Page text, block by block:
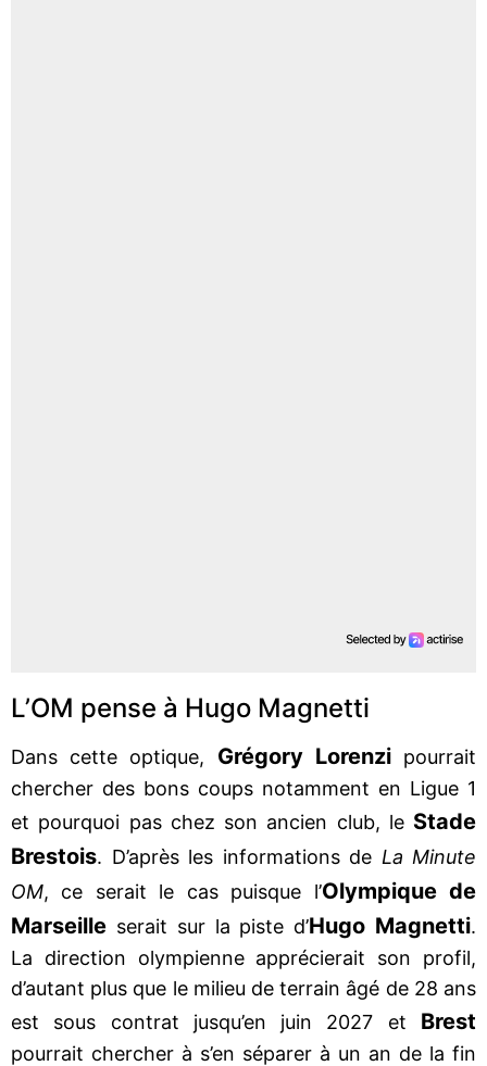
L’OM pense à Hugo Magnetti
Dans cette optique, Grégory Lorenzipourrait
chercher des bons coups notamment en Ligue 1
et pourquoi pas chez son ancien club, le Stade
Brestois. D’après les informations de La Minute
OM, ce serait le cas puisque l’Olympique de
Marseille serait sur la piste d’Hugo Magnetti.
La direction olympienne apprécierait son profil,
d’autant plus que le milieu de terrain âgé de 28 ans
est sous contrat jusqu’en juin 2027 et Brest
pourrait chercher à s’en séparer à un an de la fin